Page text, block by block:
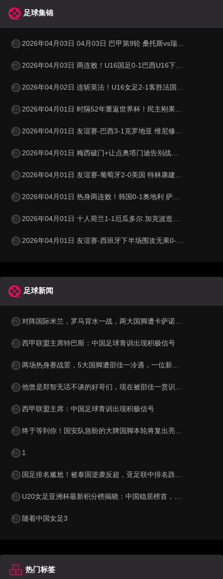
足球集锦
2026年04月03日 04月03日 巴甲第9轮 桑托斯vs瑞模贝雷 进球视频
2026年04月03日 两连败！U16国足0-1巴西U16下轮将战科特迪瓦 李家进超远吊射造险
2026年04月02日 连斩英法！U16女足2-1客胜法国 周瑾彤任意球世界波何风清扬建功
2026年04月01日 时隔52年重返世界杯！民主刚果加时1-0牙买加 图安泽贝制胜
2026年04月01日 友谊赛-巴西3-1克罗地亚 维尼修斯送助攻恩德里克造点+助攻
2026年04月01日 梅西破门+让点奥塔门迪告别战点射 阿根廷5-0赞比亚3月友谊赛两胜
2026年04月01日 友谊赛-葡萄牙2-0美国 特林康建功菲利克斯破门B费助攻双响
2026年04月01日 热身两连败！韩国0-1奥地利 萨比策制胜孙兴慜金玟哉失良机
2026年04月01日 十人荷兰1-1厄瓜多尔 加克波造乌龙邓弗里斯直红弗莱肯送点
2026年04月01日 友谊赛-西班牙下半场围攻无果0-0埃及 霍安·加西亚国家队首秀
足球新闻
对阵国际米兰，罗马背水一战，两大国脚遭卡萨诺狠批为二流球员
西甲联盟主席特巴斯：中国足球青训出现积极信号
两场热身赛战罢，5大国脚遭邵佳一冷遇，一位新星最让球迷惋惜
他曾是郑智无话不谈的好哥们，现在被邵佳一赏识，进入国足教练组
西甲联盟主席：中国足球青训出现积极信号
终于等到你！国安队急盼的大牌国脚本轮将复出亮相，值得期待
1
国足排名尴尬！被泰国逆袭反超，亚足联中排名跌至第15，被巴勒斯坦紧逼
U20女足亚洲杯最新积分榜揭晓：中国稳居榜首，韩国与澳大利亚表现抢眼
随着中国女足3
热门标签